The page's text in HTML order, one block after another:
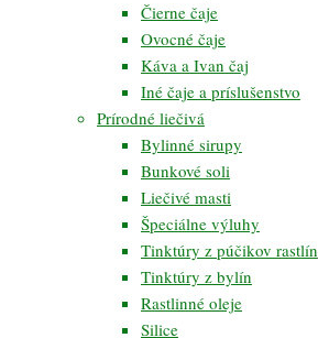
Čierne čaje
Ovocné čaje
Káva a Ivan čaj
Iné čaje a príslušenstvo
Prírodné liečivá
Bylinné sirupy
Bunkové soli
Liečivé masti
Špeciálne výluhy
Tinktúry z púčikov rastlín
Tinktúry z bylín
Rastlinné oleje
Silice